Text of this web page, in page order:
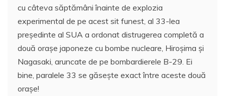
cu câteva săptămâni înainte de explozia
experimental de pe acest sit funest, al 33-lea
preşedinte al SUA a ordonat distrugerea completă a
două oraşe japoneze cu bombe nucleare, Hiroşima şi
Nagasaki, aruncate de pe bombardierele B-29. Ei
bine, paralele 33 se găseşte exact între aceste două
oraşe!